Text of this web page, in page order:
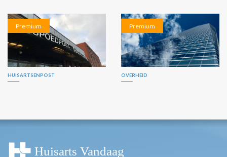
Premium
HUISARTSENPOST
Premium
OVERHEID